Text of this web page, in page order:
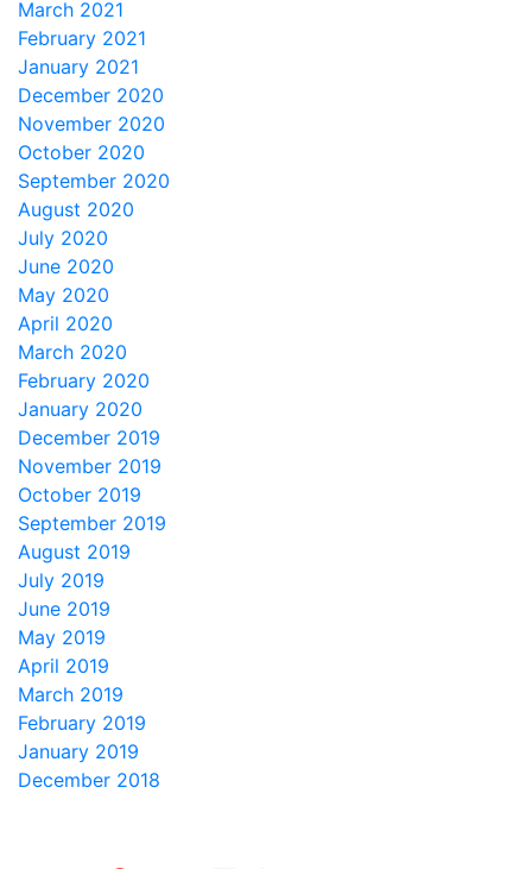
March 2021
February 2021
January 2021
December 2020
November 2020
October 2020
September 2020
August 2020
July 2020
June 2020
May 2020
April 2020
March 2020
February 2020
January 2020
December 2019
November 2019
October 2019
September 2019
August 2019
July 2019
June 2019
May 2019
April 2019
March 2019
February 2019
January 2019
December 2018